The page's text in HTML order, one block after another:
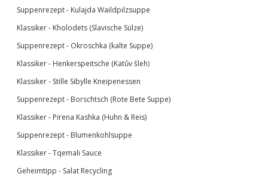
Suppenrezept - Kulajda Waildpilzsuppe
Klassiker - Kholodets (Slavische Sülze)
Suppenrezept - Okroschka (kalte Suppe)
Klassiker - Henkerspeitsche (Katův šleh)
Klassiker - Stille Sibylle Kneipenessen
Suppenrezept - Borschtsch (Rote Bete Suppe)
Klassiker - Pirena Kashka (Huhn & Reis)
Suppenrezept - Blumenkohlsuppe
Klassiker -Tqemali Sauce
Geheimtipp - Salat Recycling